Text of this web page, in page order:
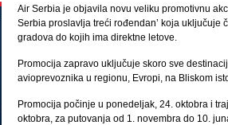
Air Serbia je objavila novu veliku promotivnu
Serbia proslavlja treći rođendan’ koja uključuje
gradova do kojih ima direktne letove.
Promocija zapravo uključuje skoro sve
avioprevoznika u regionu, Evropi, na Bliskom
Promocija počinje u ponedeljak, 24. oktobra i
oktobra, za putovanja od 1. novembra do 10.